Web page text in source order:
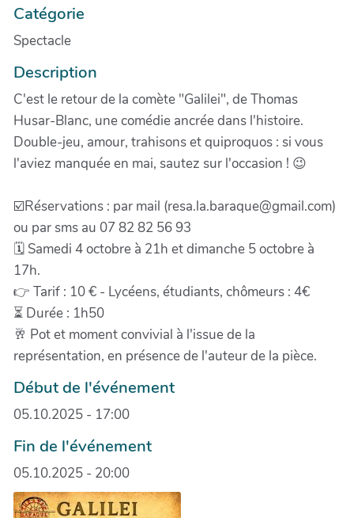
Catégorie
Spectacle
Description
C'est le retour de la comète "Galilei", de Thomas
Husar-Blanc, une comédie ancrée dans l'histoire.
Double-jeu, amour, trahisons et quiproquos : si vous
l'aviez manquée en mai, sautez sur l'occasion ! 😉
☑️Réservations : par mail (resa.la.baraque@gmail.com)
ou par sms au 07 82 82 56 93
🗓 Samedi 4 octobre à 21h et dimanche 5 octobre à
17h.
👉 Tarif : 10 € - Lycéens, étudiants, chômeurs : 4€
⏳ Durée : 1h50
🥂 Pot et moment convivial à l'issue de la
représentation, en présence de l'auteur de la pièce.
Début de l'événement
05.10.2025 - 17:00
Fin de l'événement
05.10.2025 - 20:00